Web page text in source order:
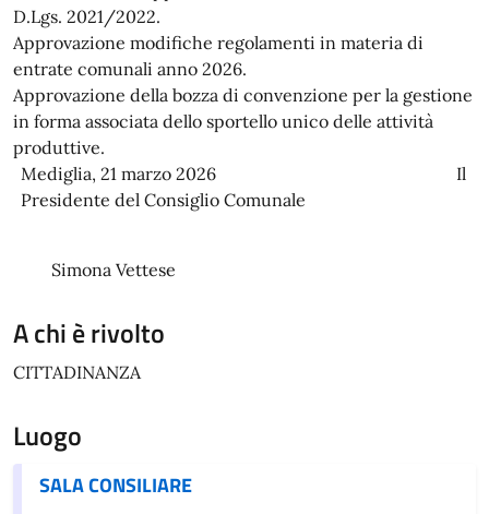
D.Lgs. 2021/2022.
Approvazione modifiche regolamenti in materia di
entrate comunali anno 2026.
Approvazione della bozza di convenzione per la gestione
in forma associata dello sportello unico delle attività
produttive.
Mediglia, 21 marzo 2026 Il
Presidente del Consiglio Comunale
Simona Vettese
A chi è rivolto
CITTADINANZA
Luogo
SALA CONSILIARE